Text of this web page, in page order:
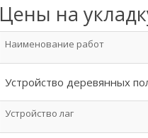
Цены на
Наименование работ
Устройство деревянных
Устройство лаг